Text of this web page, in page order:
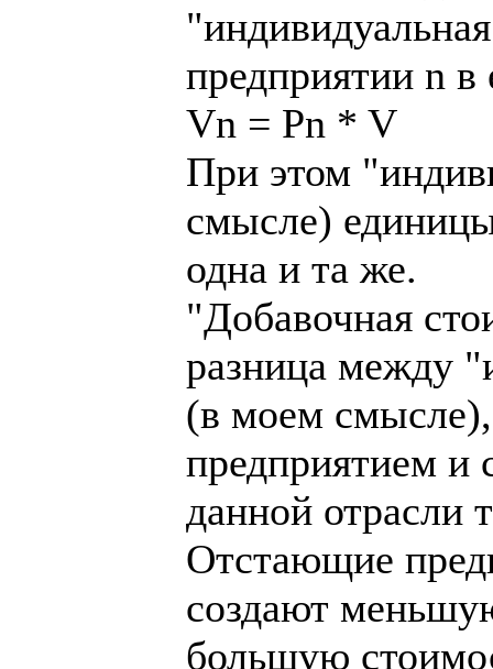
предприятии n в
Vn = Pn * V
При этом
смысле)
одна и та же.
"Добавочная
разница между
(в моем
предприятием и
данной отрасли
Отстающие
создают
большую